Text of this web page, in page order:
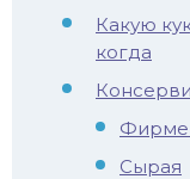
Какую
когда
Сырая